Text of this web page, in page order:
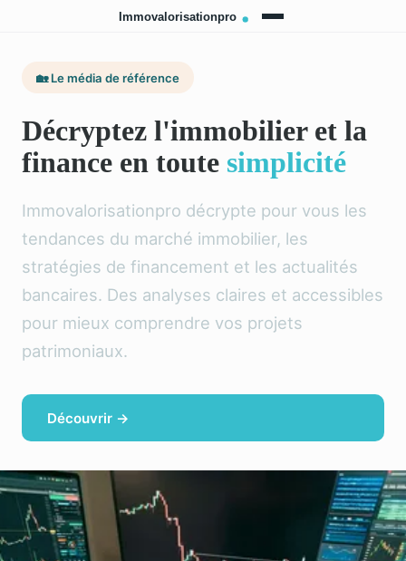
🏡 Le média de référence
Décryptez l'immobilier et la
finance en toute simplicité
Immovalorisationpro décrypte pour vous les
tendances du marché immobilier, les
stratégies de financement et les actualités
bancaires. Des analyses claires et accessibles
pour mieux comprendre vos projets
patrimoniaux.
Découvrir →